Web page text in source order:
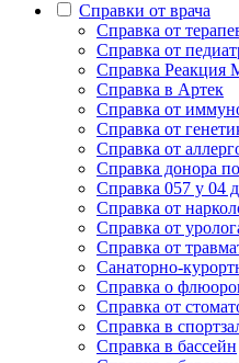
Справки от врача
Справка от
Справка от
Cправка Реакция
Cправка в Артек
Cправка от
Cправка от
Cправка от
Cправка донора
Cправка 057 у 04
Справка от
Cправка от
Справка от
Санаторно-
Справка о
Справка от
Справка в
Справка в бассейн